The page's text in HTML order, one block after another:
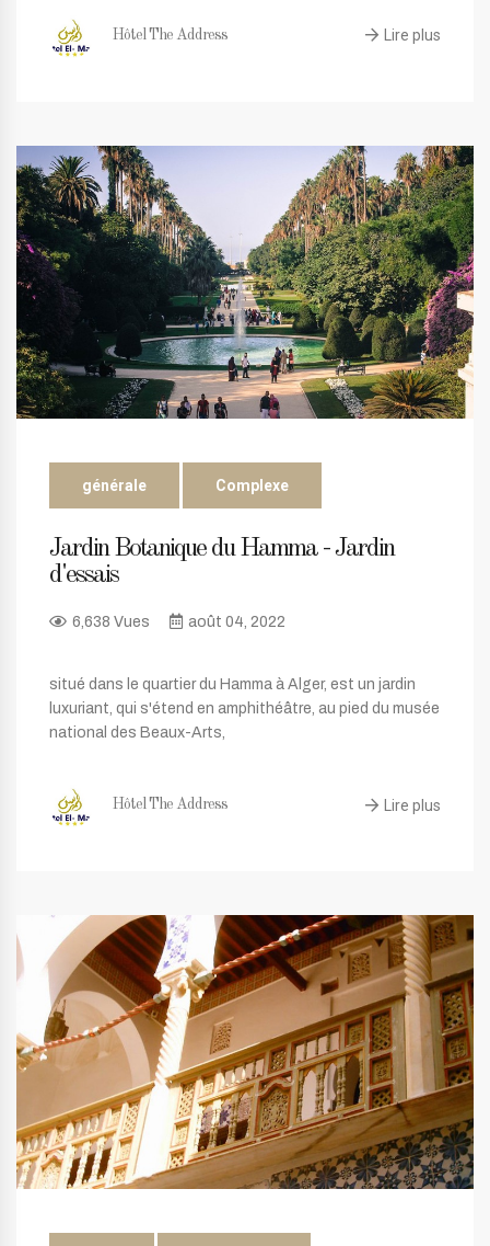
Hôtel The Address Lire plus
générale Complexe
Jardin Botanique du Hamma - Jardin
d'essais
6,638 Vues août 04, 2022
situé dans le quartier du Hamma à Alger, est un jardin
luxuriant, qui s'étend en amphithéâtre, au pied du musée
national des Beaux-Arts,
Hôtel The Address Lire plus